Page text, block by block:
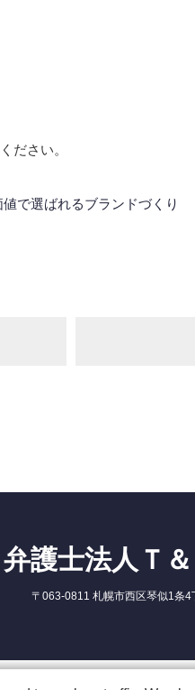
ださい。
で選ばれるブランドづくり
弁護士法人Ｔ
〒063-0811 札幌市西区琴似1条